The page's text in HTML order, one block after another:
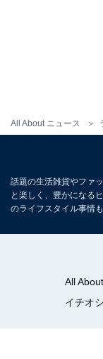
All About ニュース
話題の生活雑貨やファ
と楽しく、豊かになる
のライフスタイル事情
All About
イチオシ